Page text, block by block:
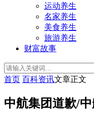
运动养生
名家养生
美食养生
旅游养生
财富故事
首页 百科资讯文章正文
中航集团道歉/